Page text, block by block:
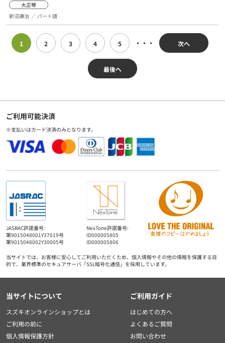
大正琴
新沼謙治 ／ パート譜
1 2 3 4 5 ・・・ 次へ
最後へ
ご利用可能決済
※支払いはカード決済のみとなります。
JASRAC許諾番号:
第9015048001Y37019号
第9015048002Y30005号
NexTone許諾番号:
ID000005805
ID000005806
当サイトでは、お客様に安心してご利用いただくため、個人情報やその他の情報を保護する目
的で、業界標準のセキュアサーバ「SSL暗号化通信」を採用しています。
当サイトについて
スズキオンラインショップとは
ご利用の前に
個人情報保護方針
ご利用ガイド
はじめての方へ
よくあるご質問
お問い合わせ